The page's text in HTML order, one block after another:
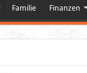
Familie Finanzen